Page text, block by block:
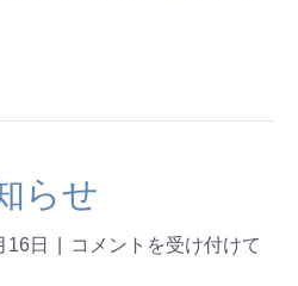
らせ
16日
コメントを受け付けて